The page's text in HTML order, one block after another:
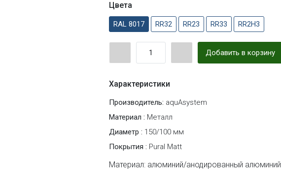
Цвета
RAL 8017 RR32 RR23 RR33 RR2H3
Добавить в корзину
Характеристики
Производитель: aquAsystem
Материал : Металл
Диаметр : 150/100 мм
Покрытия : Pural Matt
Материал: алюминий/анодированный алюминий